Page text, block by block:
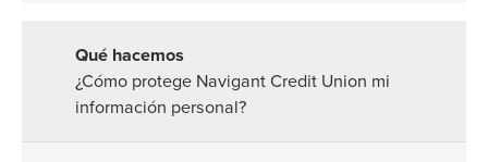
¿Cómo protege Navigant Credit Union mi
información personal?